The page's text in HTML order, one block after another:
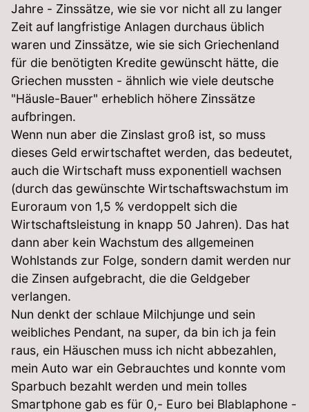
Jahre - Zinssätze, wie sie vor nicht all zu langer
Zeit auf langfristige Anlagen durchaus üblich
waren und Zinssätze, wie sie sich Griechenland
für die benötigten Kredite gewünscht hätte, die
Griechen mussten - ähnlich wie viele deutsche
"Häusle-Bauer" erheblich höhere Zinssätze
aufbringen.
Wenn nun aber die Zinslast groß ist, so muss
dieses Geld erwirtschaftet werden, das bedeutet,
auch die Wirtschaft muss exponentiell wachsen
(durch das gewünschte Wirtschaftswachstum im
Euroraum von 1,5 % verdoppelt sich die
Wirtschaftsleistung in knapp 50 Jahren). Das hat
dann aber kein Wachstum des allgemeinen
Wohlstands zur Folge, sondern damit werden nur
die Zinsen aufgebracht, die die Geldgeber
verlangen.
Nun denkt der schlaue Milchjunge und sein
weibliches Pendant, na super, da bin ich ja fein
raus, ein Häuschen muss ich nicht abbezahlen,
mein Auto war ein Gebrauchtes und konnte vom
Sparbuch bezahlt werden und mein tolles
Smartphone gab es für 0,- Euro bei Blablaphone -